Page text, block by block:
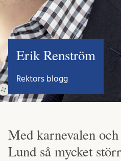
Erik Renström
Rektors blogg
Med karnevalen
Lund så mycket